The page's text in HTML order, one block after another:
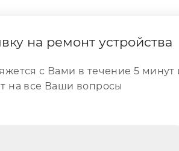
на ремонт устройства
с Вами в течение 5 минут
на все Ваши вопросы